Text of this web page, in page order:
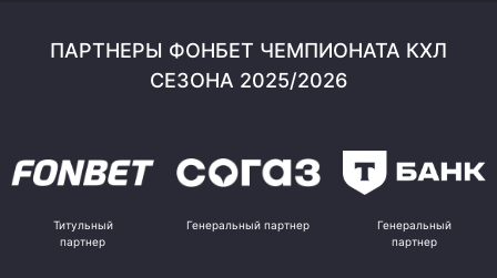
ПАРТНЕРЫ ФОНБЕТ ЧЕМПИОНАТА КХЛ
СЕЗОНА 2025/2026
Титульный
партнер
Генеральный партнер
Генеральный
партнер